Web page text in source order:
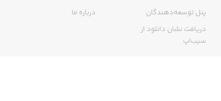
پنل توسعه‌دهندگان
دریافت نشان دانلود از
سیب‌اپ
درباره ما